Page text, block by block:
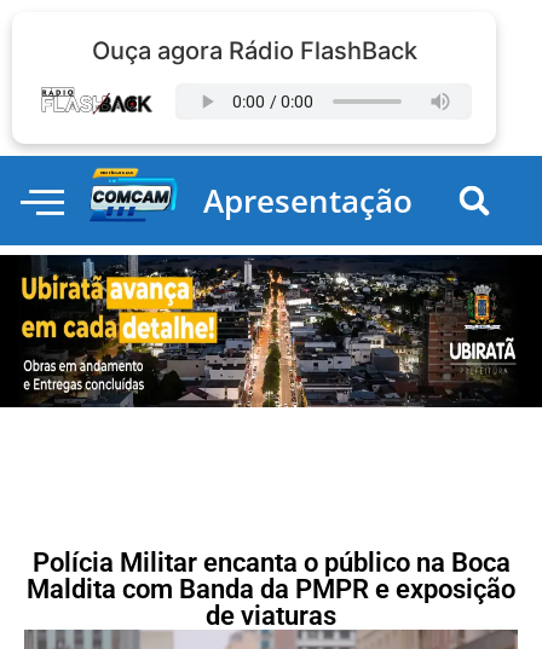
Ouça agora Rádio FlashBack
Apresentação
Polícia Militar encanta o público na Boca
Maldita com Banda da PMPR e exposição
de viaturas